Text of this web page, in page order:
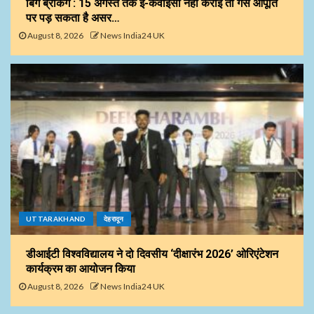
बिग ब्रेकिंग : 15 अगस्त तक ई-केवाईसी नहीं कराई तो गैस आपूर्ति
पर पड़ सकता है असर…
August 8, 2026 News India24 UK
UTTARAKHAND देहरादून
डीआईटी विश्वविद्यालय ने दो दिवसीय ‘दीक्षारंभ 2026’ ओरिएंटेशन
कार्यक्रम का आयोजन किया
August 8, 2026 News India24 UK